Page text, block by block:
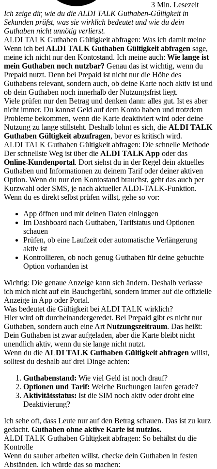
3 Min. Lesezeit
Ich zeige dir, wie du die ALDI TALK Guthaben-Gültigkeit in
Sekunden prüfst, was sie wirklich bedeutet und wie du dein
Guthaben nicht unnötig verlierst.
ALDI TALK Guthaben Gültigkeit abfragen: Was ich damit meine
Wenn ich bei ALDI TALK Guthaben Gültigkeit abfragen sage,
meine ich nicht nur den Kontostand. Ich meine auch: Wie lange ist
mein Guthaben noch nutzbar? Genau das ist wichtig, wenn du
Prepaid nutzt. Denn bei Prepaid ist nicht nur die Höhe des
Guthabens relevant, sondern auch, ob deine Karte noch aktiv ist und
ob dein Guthaben noch innerhalb der Nutzungsfrist liegt.
Viele prüfen nur den Betrag und denken dann: alles gut. Ist es aber
nicht immer. Du kannst Geld auf dem Konto haben und trotzdem
Probleme bekommen, wenn die Karte deaktiviert wird oder deine
Nutzung zu lange stillsteht. Deshalb lohnt es sich, die ALDI TALK
Guthaben Gültigkeit abzufragen, bevor es kritisch wird.
ALDI TALK Guthaben Gültigkeit abfragen: Die schnelle Methode
Der schnellste Weg ist über die ALDI TALK App oder das
Online-Kundenportal. Dort siehst du in der Regel dein aktuelles
Guthaben und Informationen zu deinem Tarif oder deiner aktiven
Option. Wenn du nur den Kontostand brauchst, geht das auch per
Kurzwahl oder SMS, je nach aktueller ALDI-TALK-Funktion.
Wenn du es direkt selbst prüfen willst, gehe so vor:
App öffnen und mit deinen Daten einloggen
Im Dashboard nach Guthaben, Tarifstatus und Optionen
schauen
Prüfen, ob eine Laufzeit oder automatische Verlängerung
aktiv ist
Kontrollieren, ob noch genug Guthaben für deine gebuchte
Option vorhanden ist
Wichtig: Die genaue Anzeige kann sich ändern. Deshalb verlasse
ich mich nicht auf ein Bauchgefühl, sondern immer auf die offizielle
Anzeige in App oder Portal.
Was bedeutet die Gültigkeit bei ALDI TALK wirklich?
Hier wird oft durcheinandergeredet. Bei Prepaid gibt es nicht nur
Guthaben, sondern auch eine Art Nutzungszeitraum. Das heißt:
Dein Guthaben ist zwar aufgeladen, aber die Karte bleibt nicht
unendlich aktiv, wenn du sie lange nicht nutzt.
Wenn du die ALDI TALK Guthaben Gültigkeit abfragen willst,
solltest du deshalb auf drei Dinge achten:
Guthabenstand: Wie viel Geld ist noch drauf?
Optionen und Tarif: Welche Buchungen laufen gerade?
Aktivitätsstatus: Ist die SIM noch aktiv oder droht eine
Deaktivierung?
Ich sehe oft, dass Leute nur auf den Betrag schauen. Das ist zu kurz
gedacht. Guthaben ohne aktive Karte ist nutzlos.
ALDI TALK Guthaben Gültigkeit abfragen: So behältst du die
Kontrolle
Wenn du sauber arbeiten willst, checke dein Guthaben in festen
Abständen. Ich würde das so machen: